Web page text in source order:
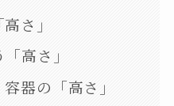
さ」
高さ」
器の「高さ」